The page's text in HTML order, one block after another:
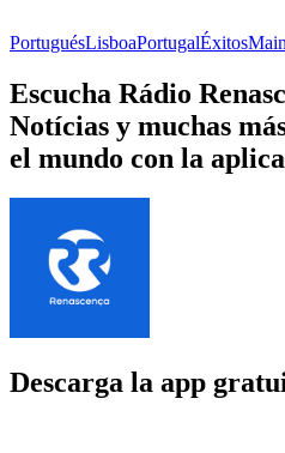
PortuguésLisboaPortugalÉxitos
Escucha Rádio
Notícias y muchas
el mundo con la
Descarga la app